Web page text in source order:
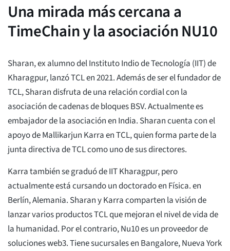
Una mirada más cercana a
TimeChain y la asociación NU10
Sharan, ex alumno del Instituto Indio de Tecnología (IIT) de
Kharagpur, lanzó TCL en 2021. Además de ser el fundador de
TCL, Sharan disfruta de una relación cordial con la
asociación de cadenas de bloques BSV. Actualmente es
embajador de la asociación en India. Sharan cuenta con el
apoyo de Mallikarjun Karra en TCL, quien forma parte de la
junta directiva de TCL como uno de sus directores.
Karra también se graduó de IIT Kharagpur, pero
actualmente está cursando un doctorado en Física. en
Berlín, Alemania. Sharan y Karra comparten la visión de
lanzar varios productos TCL que mejoran el nivel de vida de
la humanidad. Por el contrario, Nu10 es un proveedor de
soluciones web3. Tiene sucursales en Bangalore, Nueva York